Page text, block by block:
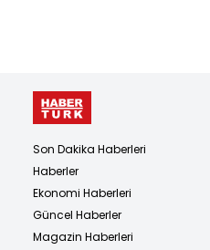
Son Dakika Haberleri
Haberler
Ekonomi Haberleri
Güncel Haberler
Magazin Haberleri